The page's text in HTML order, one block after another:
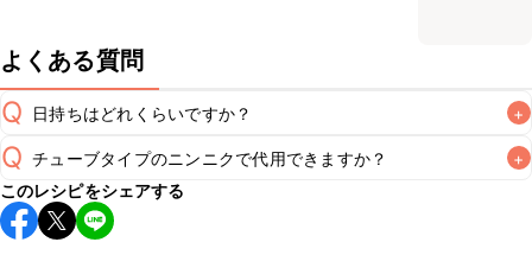
よくある質問
Q 日持ちはどれくらいですか？ +
A
保存期間は冷蔵で翌日中が目安です。なるべくお早めにお召
し上がりください。
※日持ちは目安です。
Q チューブタイプのニンニクで代用できますか？ +
A
チューブタイプのニンニクを使用してもお作りいただけま
す。小さじ1/2を目安に加え、お好みの風味になるようご調節
このレシピをシェアする